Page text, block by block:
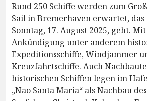
Rund 250 Schiffe werden zum
Sail in Bremerhaven erwartet, das
Sonntag, 17. August 2025, geht.
Ankündigung unter anderem
Expeditionsschiffe, Windjammer
Kreuzfahrtschiffe. Auch
historischen Schiffen legen im
„Nao Santa Maria“ als Nachbau